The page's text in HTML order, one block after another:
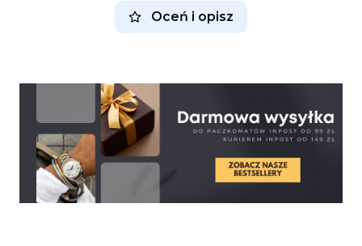
Oceń i opisz